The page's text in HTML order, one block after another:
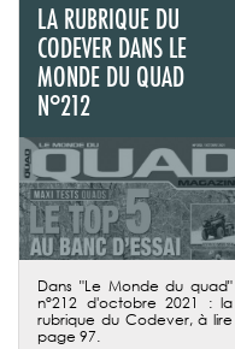
LA RUBRIQUE DU
CODEVER DANS LE
MONDE DU QUAD
N°212
Dans "Le Monde du quad"
n°212 d'octobre 2021 : la
rubrique du Codever, à lire
page 97.